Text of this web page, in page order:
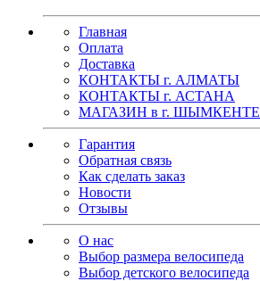
Главная
Оплата
Доставка
КОНТАКТЫ г. АЛМАТЫ
КОНТАКТЫ г. АСТАНА
МАГАЗИН в г. ШЫМКЕНТЕ
Гарантия
Обратная связь
Как сделать заказ
Новости
Отзывы
О нас
Выбор размера велосипеда
Выбор детского велосипеда